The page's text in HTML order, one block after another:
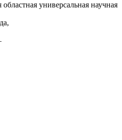
универсальная научная